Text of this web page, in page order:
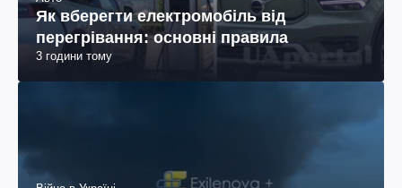
Як вберегти електромобіль від
перегрівання: основні правила
3 години тому